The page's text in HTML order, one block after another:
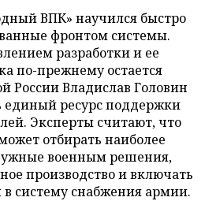
ВПК» научился быстро
фронтом системы.
разработки и ее
по-прежнему остается
России Владислав Головин
единый ресурс поддержки
Эксперты считают, что
отбирать наиболее
военным решения,
производство и включать
систему снабжения армии.